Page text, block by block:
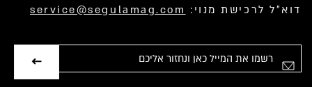
דוא”ל לרכישת מנוי: service@segulamag.com